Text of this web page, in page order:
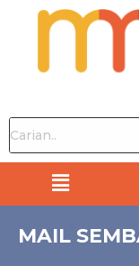
MAIL